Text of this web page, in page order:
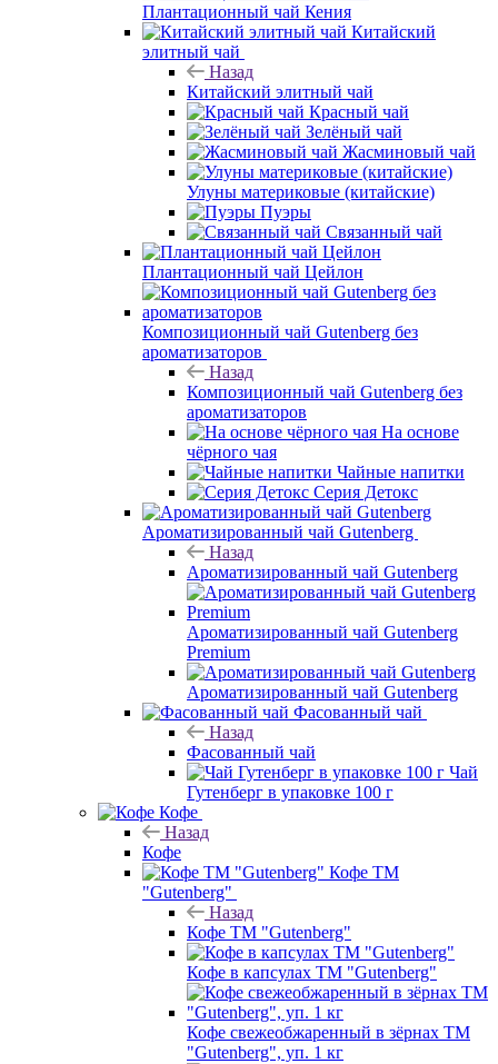
Плантационный чай Кения
Китайский
элитный чай
Назад
Китайский элитный чай
Красный чай
Зелёный чай
Жасминовый чай
Улуны материковые (китайские)
Пуэры
Связанный чай
Плантационный чай Цейлон
Композиционный чай Gutenberg без
ароматизаторов
Назад
Композиционный чай Gutenberg без
ароматизаторов
На основе
чёрного чая
Чайные напитки
Серия Детокс
Ароматизированный чай Gutenberg
Назад
Ароматизированный чай Gutenberg
Ароматизированный чай Gutenberg
Premium
Ароматизированный чай Gutenberg
Фасованный чай
Назад
Фасованный чай
Чай
Гутенберг в упаковке 100 г
Кофе
Назад
Кофе
Кофе ТМ
"Gutenberg"
Назад
Кофе ТМ "Gutenberg"
Кофе в капсулах ТМ "Gutenberg"
Кофе свежеобжаренный в зёрнах ТМ
"Gutenberg", уп. 1 кг